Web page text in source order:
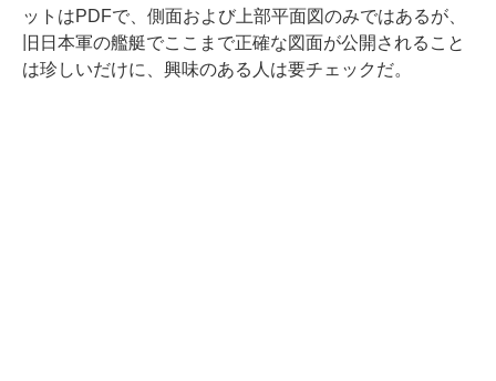
ットはPDFで、側面および上部平面図のみではあるが、
旧日本軍の艦艇でここまで正確な図面が公開されること
は珍しいだけに、興味のある人は要チェックだ。